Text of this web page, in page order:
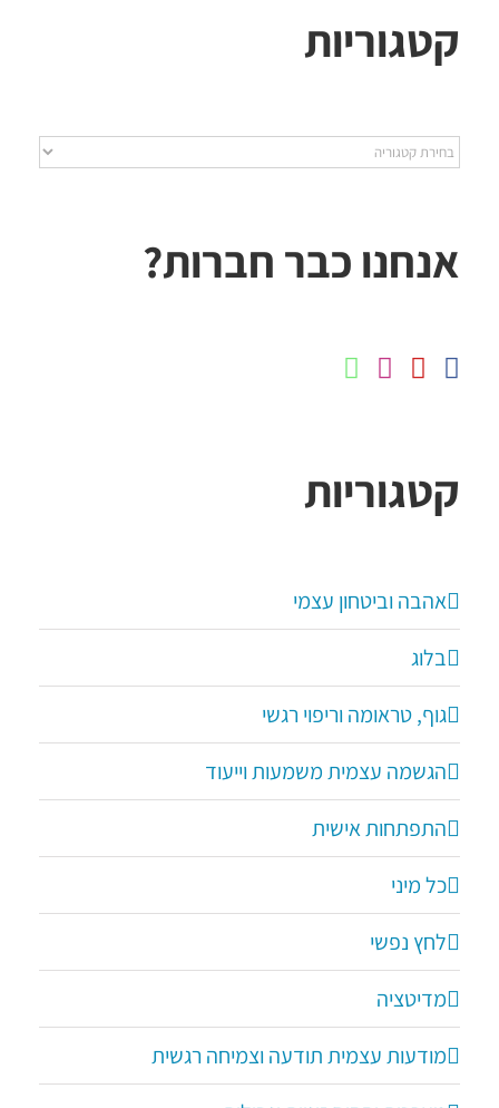
קטגוריות
קטגוריות
אנחנו כבר חברות?
קטגוריות
אהבה וביטחון עצמי
בלוג
גוף, טראומה וריפוי רגשי
הגשמה עצמית משמעות וייעוד
התפתחות אישית
כל מיני
לחץ נפשי
מדיטציה
מודעות עצמית תודעה וצמיחה רגשית